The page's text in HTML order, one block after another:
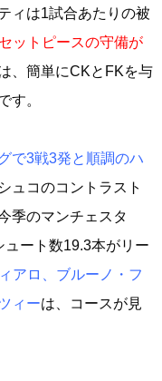
ィは1試合あたりの被
セットピースの守備が
、簡単にCKとFKを与
す。
で3戦3発と順調のハ
ュコのコントラスト
季のマンチェスタ
ート数19.3本がリー
アロ、ブルーノ・フ
ィーは、コースが見